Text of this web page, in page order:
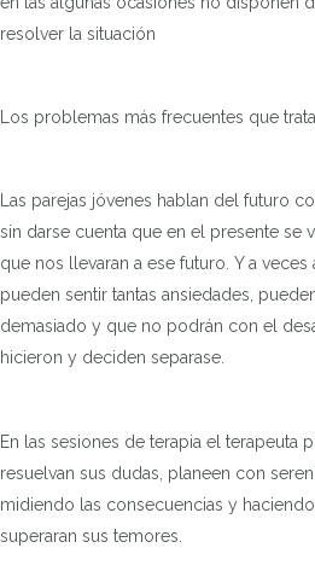
resolver la situación
Los problemas más frecuentes que
Las parejas jóvenes hablan del futuro
sin darse cuenta que en el presente se
que nos llevaran a ese futuro. Y a
pueden sentir tantas ansiedades,
demasiado y que no podrán con el
hicieron y deciden separase.
En las sesiones de terapia el terapeuta
resuelvan sus dudas, planeen con
midiendo las consecuencias y
superaran sus temores.